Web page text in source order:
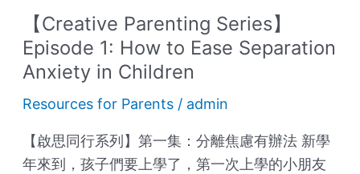
【Creative Parenting Series】
Episode 1: How to Ease Separation
Anxiety in Children
Resources for Parents/ admin
【啟思同行系列】第一集：分離焦慮有辦法 新學
年來到，孩子們要上學了，第一次上學的小朋友
Anxiety
in
Children